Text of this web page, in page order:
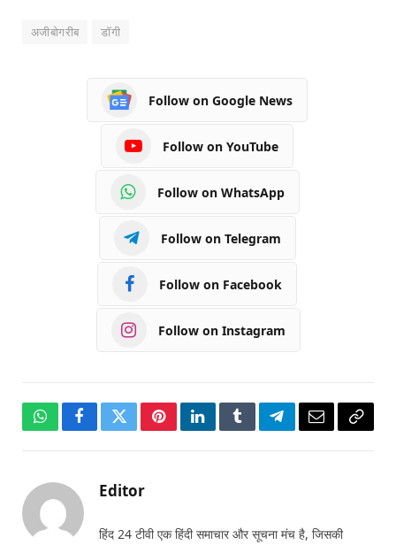
अजीबोगरीब डॉगी
Follow on Google News
Follow on YouTube
Follow on WhatsApp
Follow on Telegram
Follow on Facebook
Follow on Instagram
WhatsAppFacebookTwitterPinterestLinkedInTumblrTelegramEmailCopy
Editor
हिंद 24 टीवी एक हिंदी समाचार और सूचना मंच है, जिसकी